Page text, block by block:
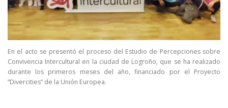
En el acto se presentó el proceso del Estudio de Percepciones sobre
Convivencia Intercultural en la ciudad de Logroño, que se ha realizado
durante los primeros meses del año, financiado por el Proyecto
“Divercities” de la Unión Europea.